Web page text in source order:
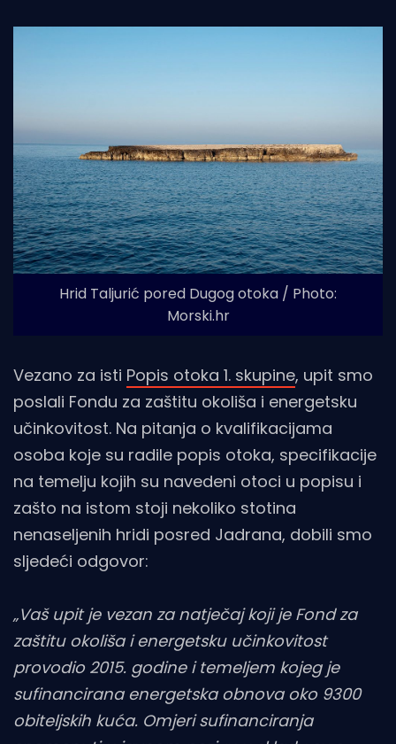
Hrid Taljurić pored Dugog otoka / Photo:
Morski.hr
Vezano za isti Popis otoka 1. skupine, upit smo
poslali Fondu za zaštitu okoliša i energetsku
učinkovitost. Na pitanja o kvalifikacijama
osoba koje su radile popis otoka, specifikacije
na temelju kojih su navedeni otoci u popisu i
zašto na istom stoji nekoliko stotina
nenaseljenih hridi posred Jadrana, dobili smo
sljedeći odgovor:
„Vaš upit je vezan za natječaj koji je Fond za
zaštitu okoliša i energetsku učinkovitost
provodio 2015. godine i temeljem kojeg je
sufinancirana energetska obnova oko 9300
obiteljskih kuća. Omjeri sufinanciranja